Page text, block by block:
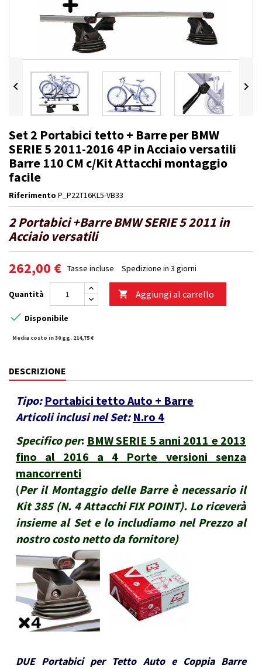
 
Set 2 Portabici tetto + Barre per BMW
SERIE 5 2011-2016 4P in Acciaio versatili
Barre 110 CM c/Kit Attacchi montaggio
facile
Riferimento P_P22T16KL5-VB33
2 Portabici +Barre BMW SERIE 5 2011 in
Acciaio versatili
262,00 € Tasse incluse Spedizione in 3 giorni
Quantità  Aggiungi al carrello
 Disponibile
Media costo in 30 gg. 214,75 €
DESCRIZIONE
Tipo: Portabici tetto Auto + Barre
Articoli inclusi nel Set: N.ro 4
Specifico per: BMW SERIE 5 anni 2011 e 2013
fino al 2016 a 4 Porte versioni senza
mancorrenti
(Per il Montaggio delle Barre è necessario il
Kit 385 (N. 4 Attacchi FIX POINT). Lo riceverà
insieme al Set e lo includiamo nel Prezzo al
nostro costo netto da fornitore)
DUE Portabici per Tetto Auto e Coppia Barre